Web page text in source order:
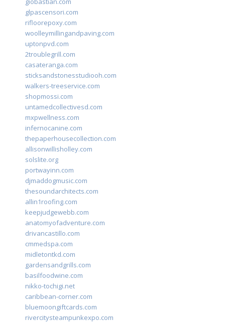
glpascensori.com
rifloorepoxy.com
woolleymillingandpaving.com
uptonpvd.com
2troublegrill.com
casateranga.com
sticksandstonesstudiooh.com
walkers-treeservice.com
shopmossi.com
untamedcollectivesd.com
mxpwellness.com
infernocanine.com
thepaperhousecollection.com
allisonwillisholley.com
solslite.org
portwayinn.com
djmaddogmusic.com
thesoundarchitects.com
allin1roofing.com
keepjudgewebb.com
anatomyofadventure.com
drivancastillo.com
cmmedspa.com
midletontkd.com
gardensandgrills.com
basilfoodwine.com
nikko-tochigi.net
caribbean-corner.com
bluemoongiftcards.com
rivercitysteampunkexpo.com